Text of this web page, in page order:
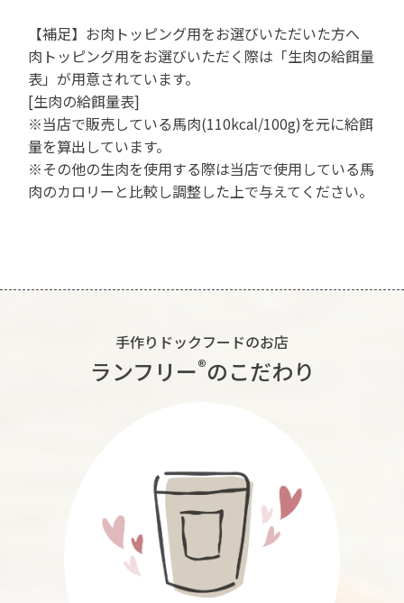
【補足】お肉トッピング用をお選びいただいた方へ
肉トッピング用をお選びいただく際は「生肉の給餌量
表」が用意されています。
[生肉の給餌量表]
※当店で販売している馬肉(110kcal/100g)を元に給餌
量を算出しています。
※その他の生肉を使用する際は当店で使用している馬
肉のカロリーと比較し調整した上で与えてください。
手作りドックフードのお店
ランフリー®︎のこだわり